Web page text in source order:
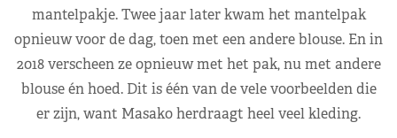
mantelpakje. Twee jaar later kwam het mantelpak
opnieuw voor de dag, toen met een andere blouse. En in
2018 verscheen ze opnieuw met het pak, nu met andere
blouse én hoed. Dit is één van de vele voorbeelden die
er zijn, want Masako herdraagt heel veel kleding.